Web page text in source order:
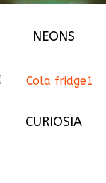
NEONS
CURIOSIA